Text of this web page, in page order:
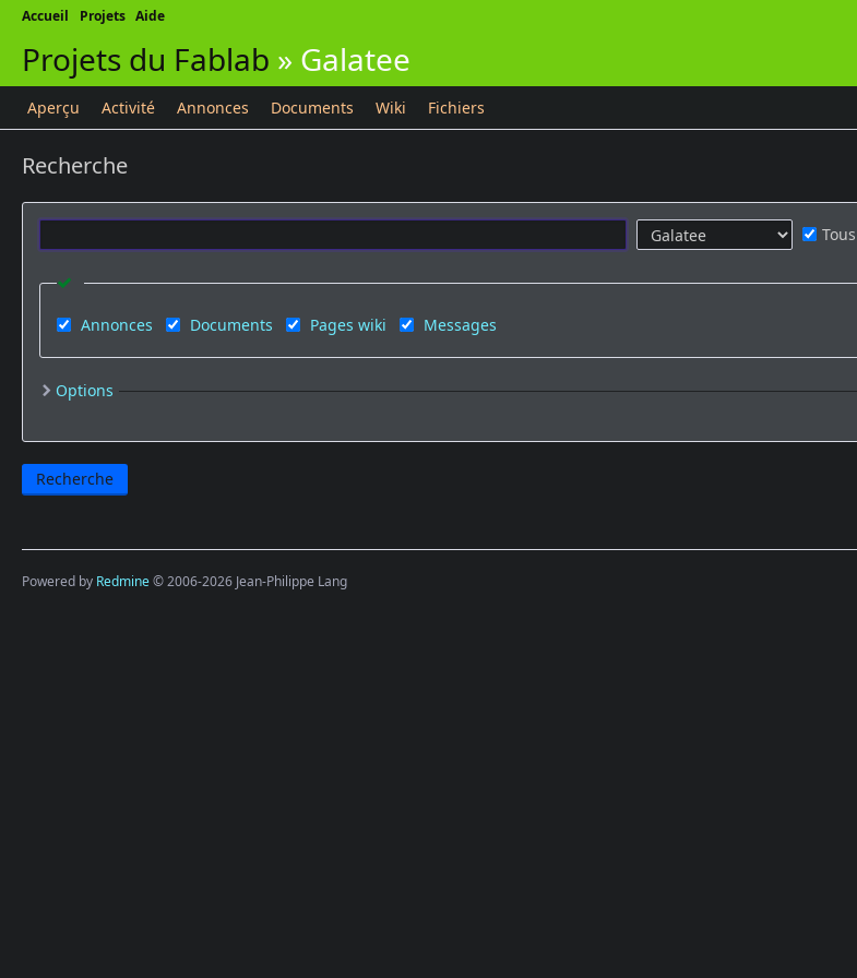
Accueil Projets Aide
Projets du Fablab » Galatee
Aperçu Activité Annonces Documents Wiki Fichiers
Recherche
Annonces Documents Pages wiki Messages
Options
Powered by Redmine© 2006-2026 Jean-Philippe Lang